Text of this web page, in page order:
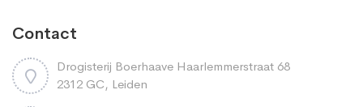
Contact
Drogisterij Boerhaave Haarlemmerstraat 68
2312 GC, Leiden